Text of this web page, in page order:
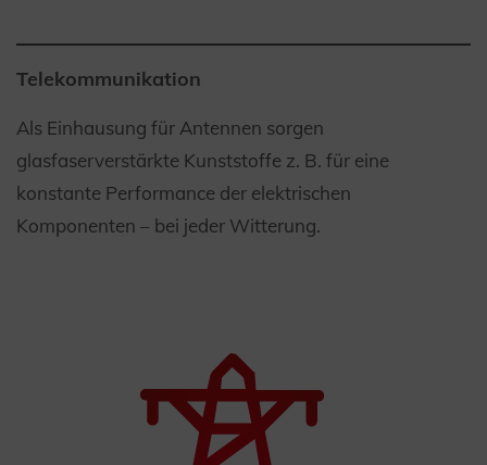
Telekommunikation
Als Einhausung für Antennen sorgen
glasfaserverstärkte Kunststoffe z. B. für eine
konstante Performance der elektrischen
Komponenten – bei jeder Witterung.